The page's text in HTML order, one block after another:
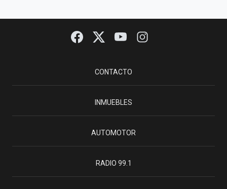
CONTACTO
INMUEBLES
AUTOMOTOR
RADIO 99.1